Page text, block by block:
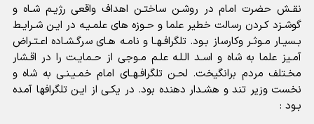
نقـش حضرت امام در روشـن ساختـن اهداف واقعى رژیـم شـاه و
گوشـزد کـردن رسالت خطیر علما و حـوزه هاى علمـیـه در ایـن شـرایـط
بـسیـار مـوثـر وکارساز بـود. تلگرافـهـا و نامـه هـای سرگـشـاده اعـتـراض
آمـیز علما به شاه و اسـد الـلـه علـم مـوجى از حـمایـت را در اقـشار
مخـتلف مردم برانگیخت. لحـن تلگرافـهـاى امام خمـیـنـى به شاه و
نخست وزیر تند و هشـدار دهنده بود. در یکـى از ایـن تلگرافها آمده
بـود :